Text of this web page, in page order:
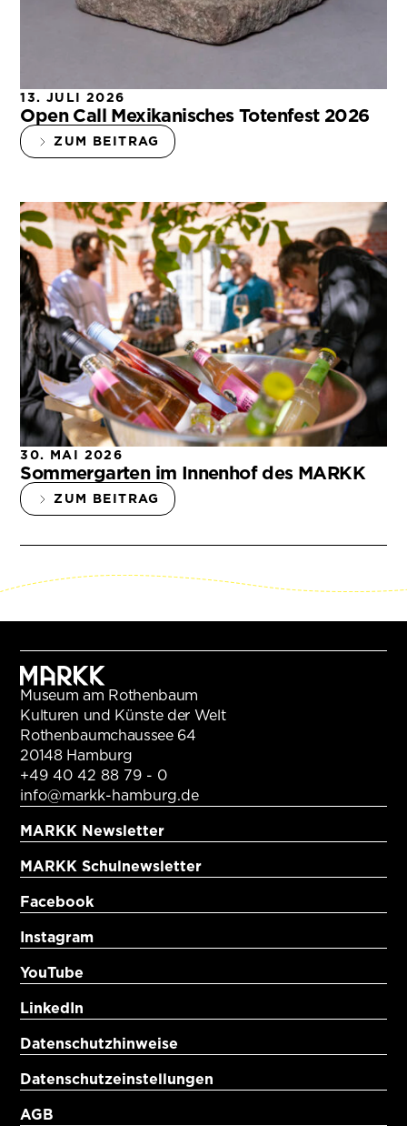
13. JULI 2026
Open Call Mexikanisches Totenfest 2026
ZUM BEITRAG
30. MAI 2026
Sommergarten im Innenhof des MARKK
ZUM BEITRAG
Museum am Rothenbaum
Kulturen und Künste der Welt
Rothenbaumchaussee 64
20148 Hamburg
+49 40 42 88 79 - 0
info@markk-hamburg.de
MARKK Newsletter
MARKK Schulnewsletter
Facebook
Instagram
YouTube
LinkedIn
Datenschutzhinweise
Datenschutzeinstellungen
AGB